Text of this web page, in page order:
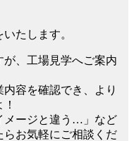
たします。
、工場見学へご案内
容を確認でき、より
メージと違う…」など
お気軽にご相談くだ